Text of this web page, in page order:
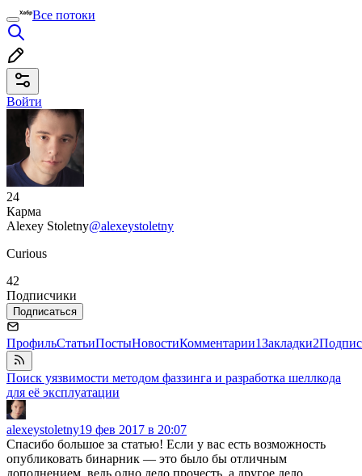
Все потоки
Войти
24
Карма
Alexey Stoletny@alexeystoletny
Curious
42
Подписчики
Подписаться
ПрофильСтатьиПостыНовостиКомментарии1Закладки2
Поиск уязвимости методом фаззинга и разработка шеллкода
для её эксплуатации
alexeystoletny19 фев 2017 в 20:07
Спасибо большое за статью! Если у вас есть возможность
опубликовать бинарник — это было бы отличным
дополнением, ведь одно дело прочесть, а другое дело